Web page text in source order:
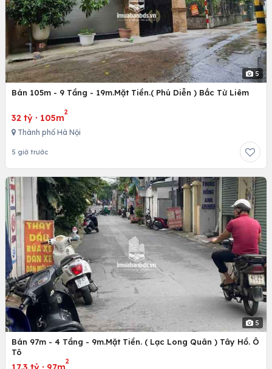
5
Bán 105m - 9 Tầng - 19m.Mặt Tiền.( Phú Diễn ) Bắc Từ Liêm
32 tỷ · 105m
2
Thành phố Hà Nội
5 giờ trước
5
Bán 97m - 4 Tầng - 9m.Mặt Tiền. ( Lạc Long Quân ) Tây Hồ. Ô
Tô
2